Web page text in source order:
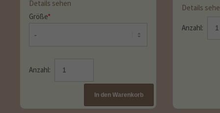
Details sehen
Größe*
Anzahl:
Details
Anzahl: